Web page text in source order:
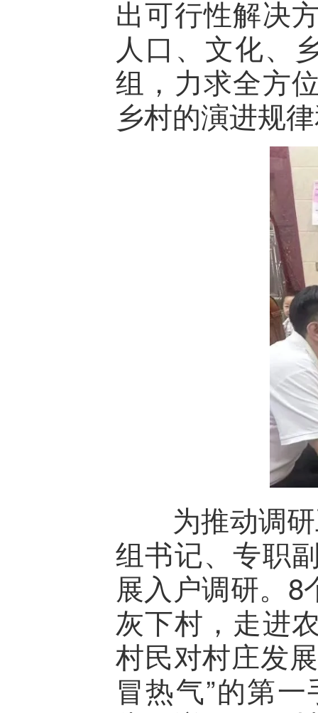
出可行性解决
人口、文化、
组，力求全方
乡村的演进规
为推动调研
组书记、专职
展入户调研。
灰下村，走进
村民对村庄发
冒热气”的第